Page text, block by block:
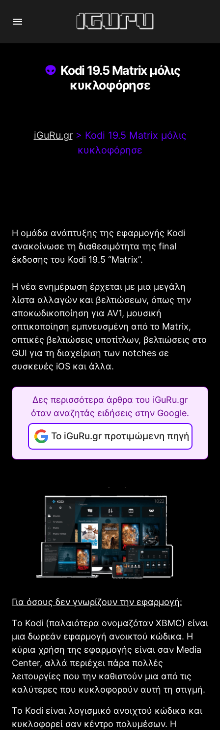
Kodi 19.5 Matrix μόλις
κυκλοφόρησε
iGuRu.gr> Kodi 19.5 Matrix μόλις
κυκλοφόρησε
Η ομάδα ανάπτυξης της εφαρμογής Kodi
ανακοίνωσε τη διαθεσιμότητα της final
έκδοσης του Kodi 19.5 “Matrix”.
Η νέα ενημέρωση έρχεται με μια μεγάλη
λίστα αλλαγών και βελτιώσεων, όπως την
αποκωδικοποίηση για AV1, μουσική
οπτικοποίηση εμπνευσμένη από το Matrix,
οπτικές βελτιώσεις υποτίτλων, βελτιώσεις στο
GUI για τη διαχείριση των notches σε
συσκευές iOS και άλλα.
Δες περισσότερα άρθρα του iGuRu.gr
όταν αναζητάς ειδήσεις στην Google.
Το iGuRu.gr προτιμώμενη πηγή
Για όσους δεν γνωρίζουν την εφαρμογή:
Το Kodi (παλαιότερα ονομαζόταν XBMC) είναι
μια δωρεάν εφαρμογή ανοικτού κώδικα. Η
κύρια χρήση της εφαρμογής είναι σαν Media
Center, αλλά περιέχει πάρα πολλές
λειτουργίες που την καθιστούν μια από τις
καλύτερες που κυκλοφορούν αυτή τη στιγμή.
Το Kodi είναι λογισμικό ανοιχτού κώδικα και
κυκλοφορεί σαν κέντρο πολυμέσων. Η